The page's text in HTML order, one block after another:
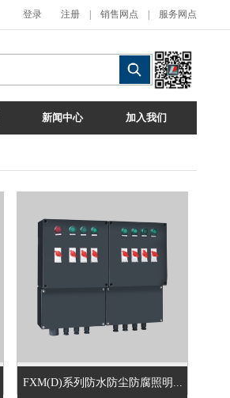
登录 注册 销售网点 服务网点
新闻中心 加入我们
FXM(D)系列防水防尘防腐照明...